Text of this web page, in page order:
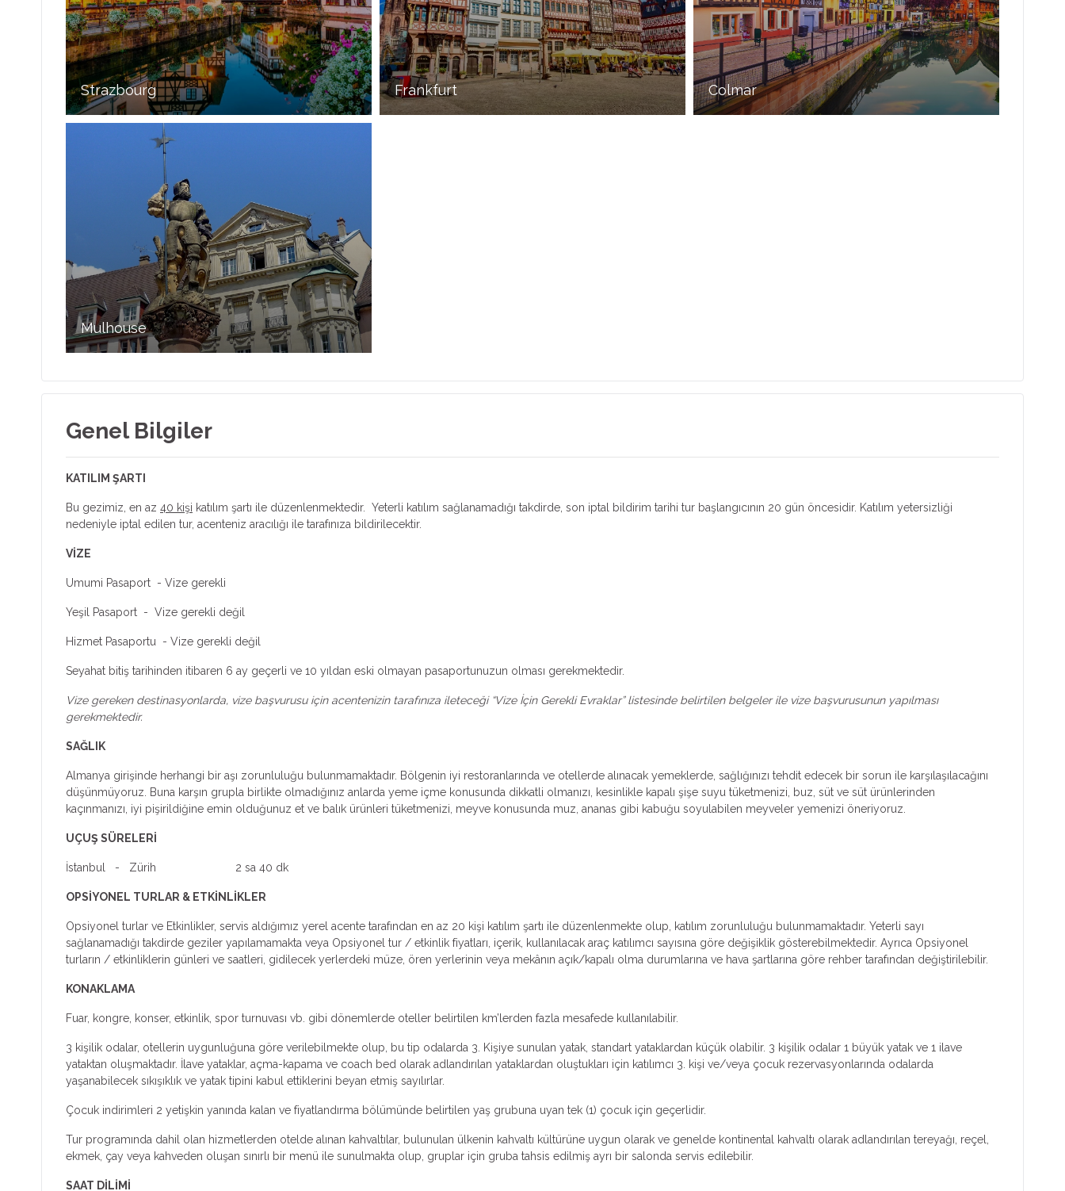
Strazbourg Frankfurt Colmar
Mulhouse
Genel Bilgiler
KATILIM ŞARTI
Bu gezimiz, en az 40 kişi katılım şartı ile düzenlenmektedir. Yeterli katılım sağlanamadığı takdirde, son iptal bildirim tarihi tur başlangıcının 20 gün öncesidir. Katılım yetersizliği
nedeniyle iptal edilen tur, acenteniz aracılığı ile tarafınıza bildirilecektir.
VİZE
Umumi Pasaport - Vize gerekli
Yeşil Pasaport - Vize gerekli değil
Hizmet Pasaportu - Vize gerekli değil
Seyahat bitiş tarihinden itibaren 6 ay geçerli ve 10 yıldan eski olmayan pasaportunuzun olması gerekmektedir.
Vize gereken destinasyonlarda, vize başvurusu için acentenizin tarafınıza ileteceği “Vize İçin Gerekli Evraklar” listesinde belirtilen belgeler ile vize başvurusunun yapılması
gerekmektedir.
SAĞLIK
Almanya girişinde herhangi bir aşı zorunluluğu bulunmamaktadır. Bölgenin iyi restoranlarında ve otellerde alınacak yemeklerde, sağlığınızı tehdit edecek bir sorun ile karşılaşılacağını
düşünmüyoruz. Buna karşın grupla birlikte olmadığınız anlarda yeme içme konusunda dikkatli olmanızı, kesinlikle kapalı şişe suyu tüketmenizi, buz, süt ve süt ürünlerinden
kaçınmanızı, iyi pişirildiğine emin olduğunuz et ve balık ürünleri tüketmenizi, meyve konusunda muz, ananas gibi kabuğu soyulabilen meyveler yemenizi öneriyoruz.
UÇUŞ SÜRELERİ
İstanbul - Zürih 2 sa 40 dk
OPSİYONEL TURLAR & ETKİNLİKLER
Opsiyonel turlar ve Etkinlikler, servis aldığımız yerel acente tarafından en az 20 kişi katılım şartı ile düzenlenmekte olup, katılım zorunluluğu bulunmamaktadır. Yeterli sayı
sağlanamadığı takdirde geziler yapılamamakta veya Opsiyonel tur / etkinlik fiyatları, içerik, kullanılacak araç katılımcı sayısına göre değişiklik gösterebilmektedir. Ayrıca Opsiyonel
turların / etkinliklerin günleri ve saatleri, gidilecek yerlerdeki müze, ören yerlerinin veya mekânın açık/kapalı olma durumlarına ve hava şartlarına göre rehber tarafından değiştirilebilir.
KONAKLAMA
Fuar, kongre, konser, etkinlik, spor turnuvası vb. gibi dönemlerde oteller belirtilen km’lerden fazla mesafede kullanılabilir.
3 kişilik odalar, otellerin uygunluğuna göre verilebilmekte olup, bu tip odalarda 3. Kişiye sunulan yatak, standart yataklardan küçük olabilir. 3 kişilik odalar 1 büyük yatak ve 1 ilave
yataktan oluşmaktadır. İlave yataklar, açma-kapama ve coach bed olarak adlandırılan yataklardan oluştukları için katılımcı 3. kişi ve/veya çocuk rezervasyonlarında odalarda
yaşanabilecek sıkışıklık ve yatak tipini kabul ettiklerini beyan etmiş sayılırlar.
Çocuk indirimleri 2 yetişkin yanında kalan ve fiyatlandırma bölümünde belirtilen yaş grubuna uyan tek (1) çocuk için geçerlidir.
Tur programında dahil olan hizmetlerden otelde alınan kahvaltılar, bulunulan ülkenin kahvaltı kültürüne uygun olarak ve genelde kontinental kahvaltı olarak adlandırılan tereyağı, reçel,
ekmek, çay veya kahveden oluşan sınırlı bir menü ile sunulmakta olup, gruplar için gruba tahsis edilmiş ayrı bir salonda servis edilebilir.
SAAT DİLİMİ